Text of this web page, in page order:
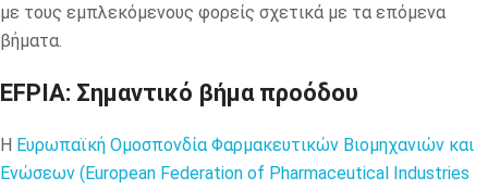
με τους εμπλεκόμενους φορείς σχετικά με τα επόμενα
βήματα.
EFPIA: Σημαντικό βήμα προόδου
Η Ευρωπαϊκή Ομοσπονδία Φαρμακευτικών Βιομηχανιών και
Ενώσεων (European Federation of Pharmaceutical Industries